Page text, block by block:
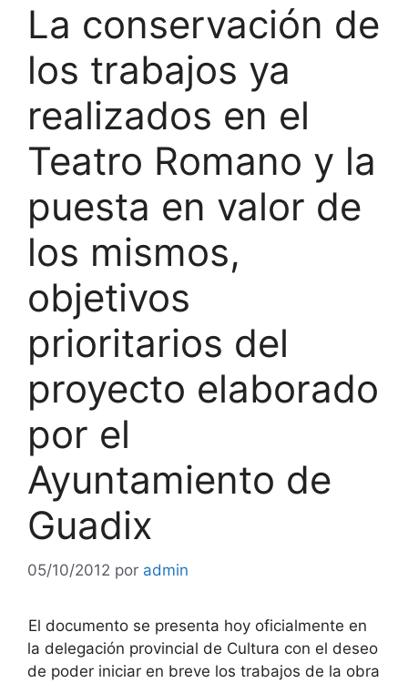
La conservación de
los trabajos ya
realizados en el
Teatro Romano y la
puesta en valor de
los mismos,
objetivos
prioritarios del
proyecto elaborado
por el
Ayuntamiento de
Guadix
05/10/2012 por admin
El documento se presenta hoy oficialmente en
la delegación provincial de Cultura con el deseo
de poder iniciar en breve los trabajos de la obra